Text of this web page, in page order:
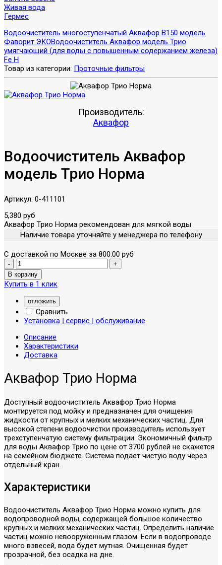
Живая вода
Гермес
Водоочиститель многоступенчатый Аквафор В150 модель
Фаворит ЭКОВодоочиститель Аквафор модель Трио
умягчающий (для воды с повышенным содержанием железа)
Fe Н
Товар из категории: Проточные фильтры
Производитель:
Аквафор
Водоочиститель Аквафор
модель Трио Норма
Артикул: 0-411101
5,380 руб
Аквафор Трио Норма рекомендован для мягкой воды
Наличие товара уточняйте у менеджера по телефону
С доставкой по Москве за 800.00 руб
Купить в 1 клик
отложить
Сравнить
Установка | сервис | обслуживание
Описание
Характеристики
Доставка
Аквафор Трио Норма
Доступный водоочиститель Аквафор Трио Норма
монтируется под мойку и предназначен для очищения
жидкости от крупных и мелких механических частиц. Для
высокой степени водоочистки производитель использует
трехступенчатую систему фильтрации. Экономичный фильтр
для воды Аквафор Трио по цене от 3700 рублей не скажется
на семейном бюджете. Система подает чистую воду через
отдельный кран.
Характеристики
Водоочиститель Аквафор Трио Норма можно купить для
водопроводной воды, содержащей большое количество
крупных и мелких механических частиц. Определить наличие
частиц можно невооруженным глазом. Если в водопроводе
много взвесей, вода будет мутная. Очищенная будет
прозрачной, без осадка на дне.